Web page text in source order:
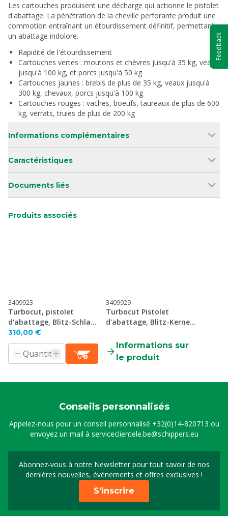
Les cartouches produisent une décharge qui actionne le pistolet
d'abattage. La pénétration de la cheville perforante produit une
commotion entraînant un étourdissement définitif, permettant
un abattage indolore.
Rapidité de l'étourdissement
Cartouches vertes : moutons et chèvres jusqu'à 35 kg, veaux
jusqu'à 100 kg, et porcs jusqu'à 50 kg
Cartouches jaunes : brebis de plus de 35 kg, veaux jusqu'à
300 kg, chevaux, porcs jusqu'à 100 kg
Cartouches rouges : vaches, boeufs, taureaux de plus de 600
kg, verrats, truies de plus de 200 kg
Informations complémentaires
Caractéristiques
Documents liés
Produits associés
3409923
Turbocut, pistolet
d'abattage, Blitz-Schlag
(volailles)
310,00 €
3409929
Turbocut Pistolet
d'abattage, Blitz-Kerner
Informations sur
le produit
Conseils personnalisés
Appelez-nous pour un conseil personnalisé +32(0)14-820713 ou
envoyez un mail à serviceclientele.be@schippers.eu
Abonnez-vous à notre Newsletter pour tout savoir de nos
dernières nouvelles, événements et offres exclusives !
Inscrivez-vous à notre
S'inscrire
Feedback